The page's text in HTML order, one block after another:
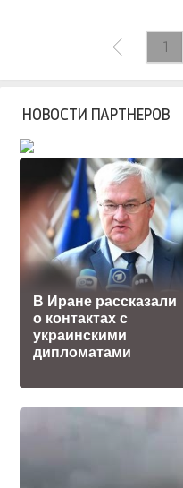
1
НОВОСТИ ПАРТНЕРОВ
В Иране рассказали
о контактах с
украинскими
дипломатами